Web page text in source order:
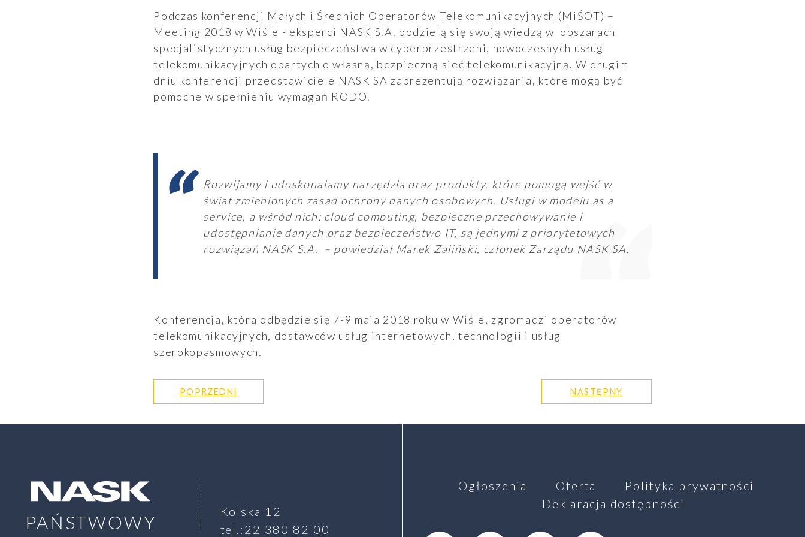
Ogłoszenia
Aktualności
Podczas konferencji Małych i Średnich Operatorów Telekomunikacyjnych (MiŚOT) –
Meeting 2018 w Wiśle - eksperci NASK S.A. podzielą się swoją wiedzą w obszarach
specjalistycznych usług bezpieczeństwa w cyberprzestrzeni, nowoczesnych usług
telekomunikacyjnych opartych o własną, bezpieczną sieć telekomunikacyjną. W drugim
dniu konferencji przedstawiciele NASK SA zaprezentują rozwiązania, które mogą być
pomocne w spełnieniu wymagań RODO.
Rozwijamy i udoskonalamy narzędzia oraz produkty, które pomogą wejść w
świat zmienionych zasad ochrony danych osobowych. Usługi w modelu as a
service, a wśród nich: cloud computing, bezpieczne przechowywanie i
udostępnianie danych oraz bezpieczeństwo IT, są jednymi z priorytetowych
rozwiązań NASK S.A. – powiedział Marek Zaliński, członek Zarządu NASK SA.
Konferencja, która odbędzie się 7-9 maja 2018 roku w Wiśle, zgromadzi operatorów
telekomunikacyjnych, dostawców usług internetowych, technologii i usług
szerokopasmowych.
POPRZEDNI NASTĘPNY
PAŃSTWOWY
Kolska 12
tel.:22 380 82 00
Ogłoszenia Oferta
Polityka prywatności
Deklaracja dostępności